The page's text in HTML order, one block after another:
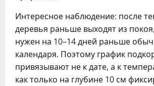
Интересное наблюдение: после
деревья раньше выходят из
нужен на 10–14 дней раньше
календаря. Поэтому график
привязывают не к дате, а к
как только на глубине 10 см